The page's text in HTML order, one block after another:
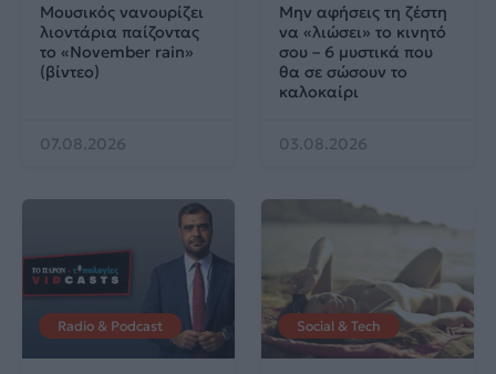
Μουσικός νανουρίζει
λιοντάρια παίζοντας
το «November rain»
(βίντεο)
07.08.2026
Μην αφήσεις τη ζέστη
να «λιώσει» το κινητό
σου – 6 μυστικά που
θα σε σώσουν το
καλοκαίρι
03.08.2026
Radio & Podcast Social & Tech